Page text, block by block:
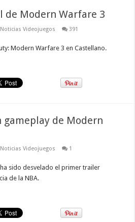
de Modern Warfare 3
Noticias Videojuegos 391
Modern Warfare 3 en Castellano.
de Modern
Noticias Videojuegos 1
sido desvelado el primer trailer
de la NBA.